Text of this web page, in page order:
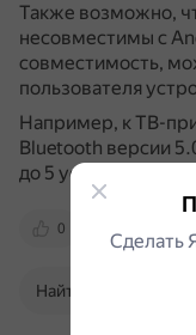
Также возможно,
несовместимы с
совместимость,
пользователя
Например, к ТВ-
Bluetooth версии
до 5 устройств.
0
Найти в Поиске
Сделать